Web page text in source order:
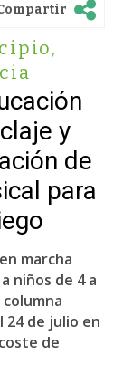
,
y
de
para
marcha
niños de 4 a
24 de julio en
de